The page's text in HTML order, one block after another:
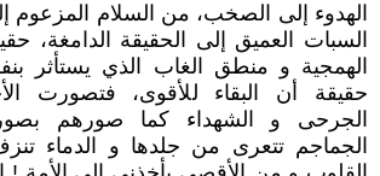
الهدوء إلى الصخب، من السلام المزعوم
السبات العميق إلى الحقيقة الدامغة،
الهمجية و منطق الغاب الذي يستأثر
حقيقة أن البقاء للأقوى، فتصورت
الجرحى و الشهداء كما صورهم
الجماجم تتعرى من جلدها و الدماء